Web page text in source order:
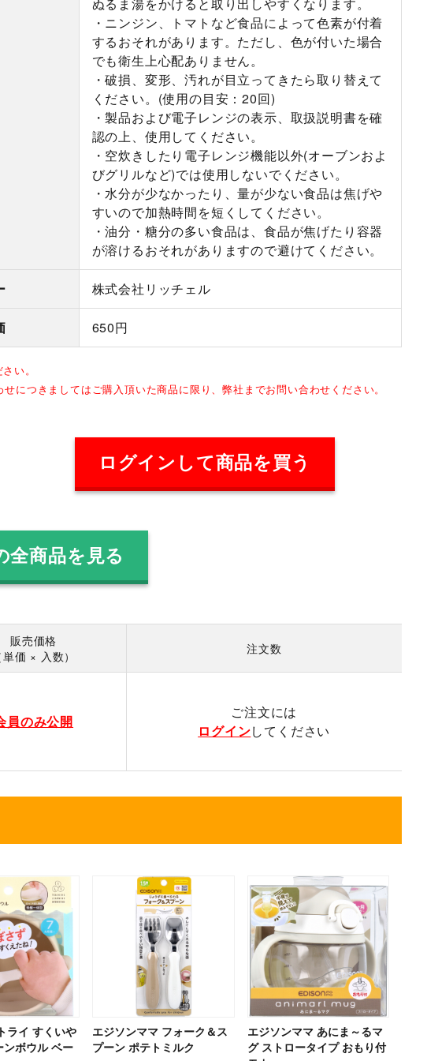
ぬるま湯をかけると取り出しやすくなります。
・ニンジン、トマトなど食品によって色素が付着
するおそれがあります。ただし、色が付いた場合
でも衛生上心配ありません。
・破損、変形、汚れが目立ってきたら取り替えて
ください。(使用の目安：20回)
・製品および電子レンジの表示、取扱説明書を確
認の上、使用してください。
・空炊きしたり電子レンジ機能以外(オーブンおよ
びグリルなど)では使用しないでください。
・水分が少なかったり、量が少ない食品は焦げや
すいので加熱時間を短くしてください。
・油分・糖分の多い食品は、食品が焦げたり容器
が溶けるおそれがありますので避けてください。
株式会社リッチェル
650円
い。
つきましてはご購入頂いた商品に限り、弊社までお問い合わせください。
ログインして商品を買う
全商品を見る
販売価格
単価 × 入数）
注文数
員のみ公開
ご注文には
ログインしてください
ライ すくいや
ンボウル ベー
エジソンママ フォーク＆ス
プーン ポテトミルク
エジソンママ あにま～るマ
グ ストロータイプ おもり付